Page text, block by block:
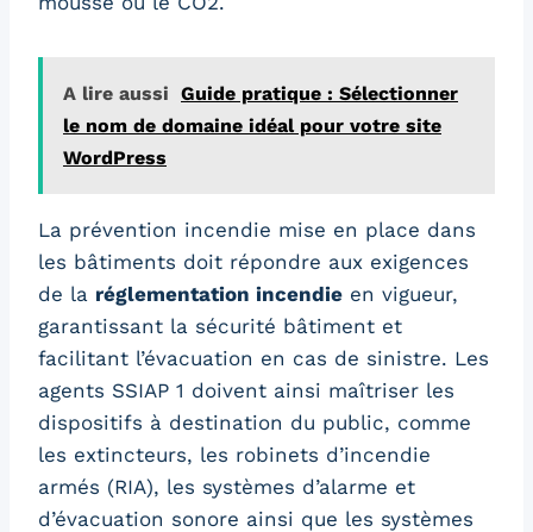
A lire aussi Guide pratique : Sélectionner
le nom de domaine idéal pour votre site
WordPress
La prévention incendie mise en place dans
les bâtiments doit répondre aux exigences
de la réglementation incendie en vigueur,
garantissant la sécurité bâtiment et
facilitant l’évacuation en cas de sinistre. Les
agents SSIAP 1 doivent ainsi maîtriser les
dispositifs à destination du public, comme
les extincteurs, les robinets d’incendie
armés (RIA), les systèmes d’alarme et
d’évacuation sonore ainsi que les systèmes